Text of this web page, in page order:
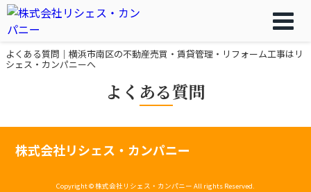
よくある質問｜横浜市南区の不動産売買・賃貸管理・リフォーム工事はリ
シェス・カンパニーへ
よくある質問
株式会社リシェス・カンパニー
Copyright © 株式会社リシェス・カンパニー All rights Reserved.